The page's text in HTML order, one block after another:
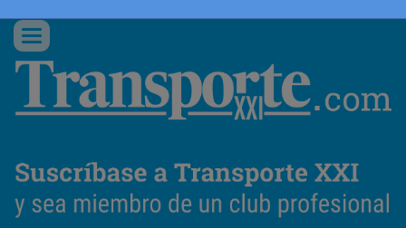
Conmutar
navegación